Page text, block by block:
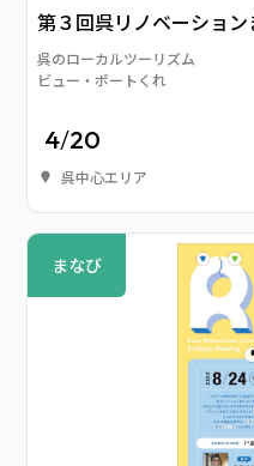
第３回呉リノベーショ
呉のローカルツーリズム
ビュー・ポートくれ
4/20
呉中心エリア
まなび